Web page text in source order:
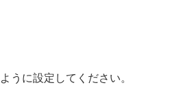
うに設定してください。